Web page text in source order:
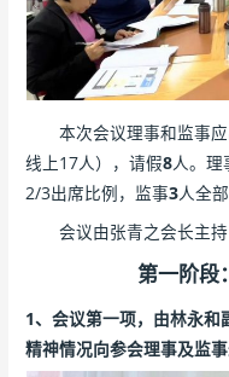
本次会议理事和监事应
线上17人），请假8人。理
2/3出席比例，监事3人全部
会议由张青之会长主持
第一阶段
1、会议第一项，由林永
精神情况向参会理事及监事